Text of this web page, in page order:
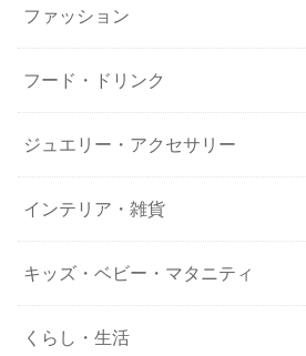
ファッション
フード・ドリンク
ジュエリー・アクセサリー
インテリア・雑貨
キッズ・ベビー・マタニティ
くらし・生活